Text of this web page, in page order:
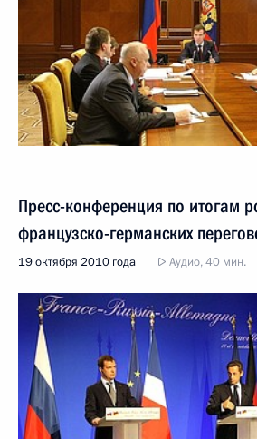
Пресс-конференция по итогам
французско-германских
19 октября 2010 года Аудио, 40 мин.